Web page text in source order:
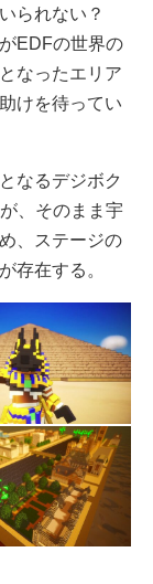
られない？
EDFの世界の
なったエリア
けを待ってい
なるデジボク
、そのまま宇
、ステージの
存在する。